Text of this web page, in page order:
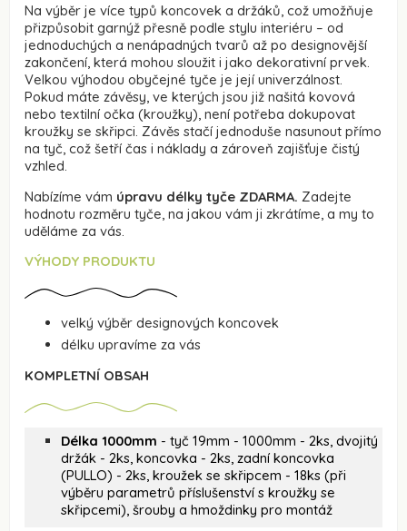
Na výběr je více typů koncovek a držáků, což umožňuje
přizpůsobit garnýž přesně podle stylu interiéru – od
jednoduchých a nenápadných tvarů až po designovější
zakončení, která mohou sloužit i jako dekorativní prvek.
Velkou výhodou obyčejné tyče je její univerzálnost.
Pokud máte závěsy, ve kterých jsou již našitá kovová
nebo textilní očka (kroužky), není potřeba dokupovat
kroužky se skřipci. Závěs stačí jednoduše nasunout přímo
na tyč, což šetří čas i náklady a zároveň zajišťuje čistý
vzhled.
Nabízíme vám úpravu délky tyče ZDARMA. Zadejte
hodnotu rozměru tyče, na jakou vám ji zkrátíme, a my to
uděláme za vás.
VÝHODY PRODUKTU
velký výběr designových koncovek
délku upravíme za vás
KOMPLETNÍ OBSAH
Délka 1000mm - tyč 19mm - 1000mm - 2ks, dvojitý
držák - 2ks, koncovka - 2ks, zadní koncovka
(PULLO) - 2ks, kroužek se skřipcem - 18ks (při
výběru parametrů příslušenství s kroužky se
skřipcemi), šrouby a hmoždinky pro montáž